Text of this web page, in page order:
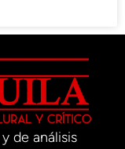
de análisis